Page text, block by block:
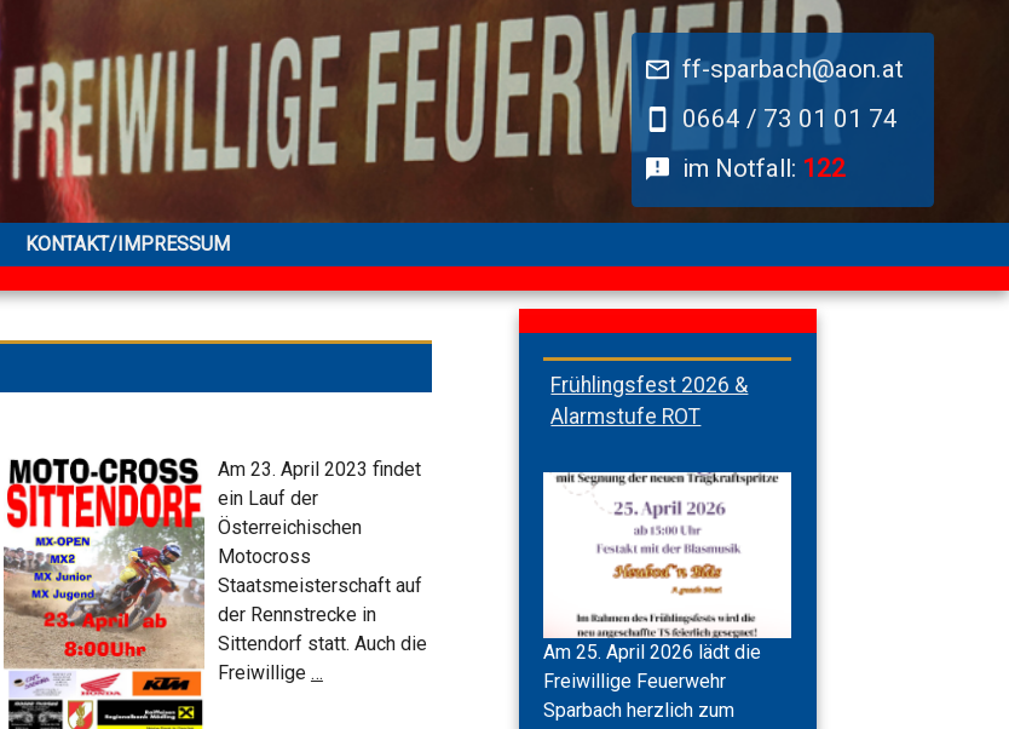
ff-sparbach@aon.at
0664 / 73 01 01 74
im Notfall: 122
KONTAKT/IMPRESSUM
Am 23. April 2023 findet
ein Lauf der
Österreichischen
Motocross
Staatsmeisterschaft auf
der Rennstrecke in
Sittendorf statt. Auch die
Freiwillige …Motocross
Frühlingsfest 2026 &
Alarmstufe ROT
Am 25. April 2026 lädt die
Freiwillige Feuerwehr
Sparbach herzlich zum